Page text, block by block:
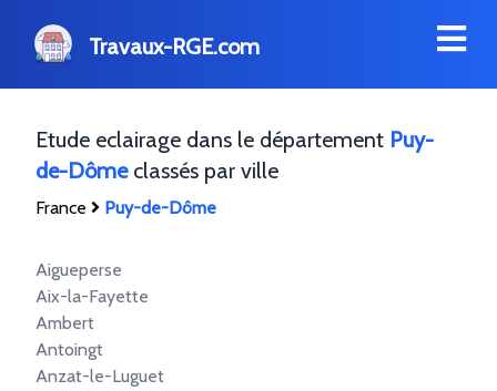
Travaux-RGE.com
Etude eclairage dans le département Puy-
de-Dômeclassés par ville
France Puy-de-Dôme
Aigueperse
Aix-la-Fayette
Ambert
Antoingt
Anzat-le-Luguet